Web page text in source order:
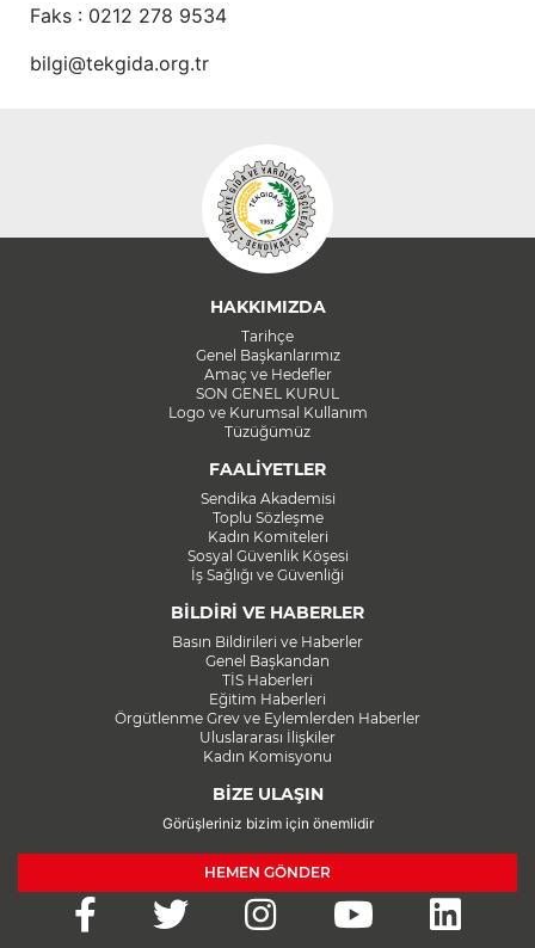
Faks : 0212 278 9534
bilgi@tekgida.org.tr
HAKKIMIZDA
Tarihçe
Genel Başkanlarımız
Amaç ve Hedefler
SON GENEL KURUL
Logo ve Kurumsal Kullanım
Tüzüğümüz
FAALİYETLER
Sendika Akademisi
Toplu Sözleşme
Kadın Komiteleri
Sosyal Güvenlik Köşesi
İş Sağlığı ve Güvenliği
BİLDİRİ VE HABERLER
Basın Bildirileri ve Haberler
Genel Başkandan
TİS Haberleri
Eğitim Haberleri
Örgütlenme Grev ve Eylemlerden Haberler
Uluslararası İlişkiler
Kadın Komisyonu
BİZE ULAŞIN
Görüşleriniz bizim için önemlidir
HEMEN GÖNDER